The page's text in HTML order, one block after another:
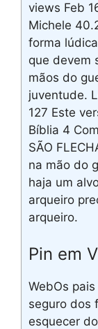
views Feb
Michele
forma
que devem
mãos do
juventude.
127 Este
Bíblia 4
SÃO
na mão do
haja um
arqueiro
arqueiro.
Pin em
WebOs
seguro dos
esquecer